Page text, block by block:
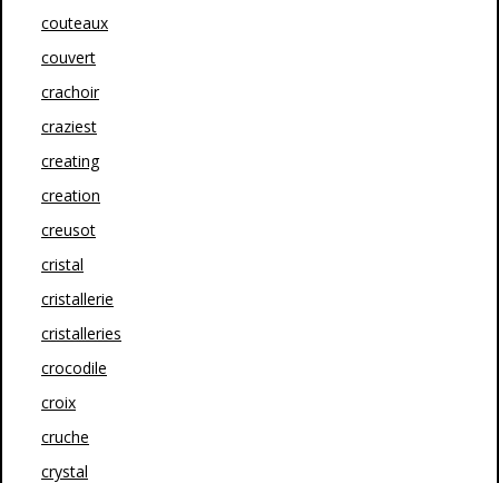
couteaux
couvert
crachoir
craziest
creating
creation
creusot
cristal
cristallerie
cristalleries
crocodile
croix
cruche
crystal